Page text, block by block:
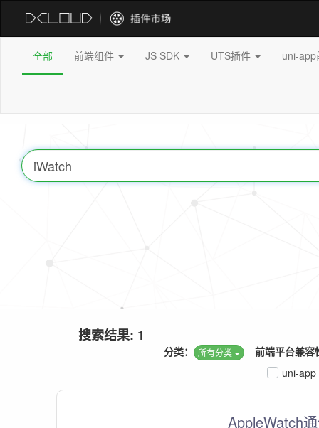
全部 前端组件 JS SDK UTS插件 uni-
搜索结果: 1
前端平台兼容
分类： 所有分类
uni-app
AppleWatch